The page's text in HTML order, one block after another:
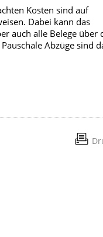
Kosten sind auf
Dabei kann das
auch alle Belege über
Abzüge sind